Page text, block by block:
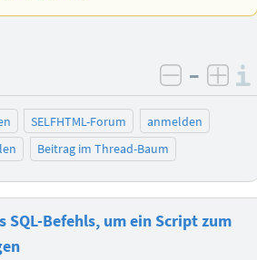
negativ
–
SELFHTML-Forum
anmelden
Beitrag im Thread-Baum
SQL-Befehls, um ein Script zum